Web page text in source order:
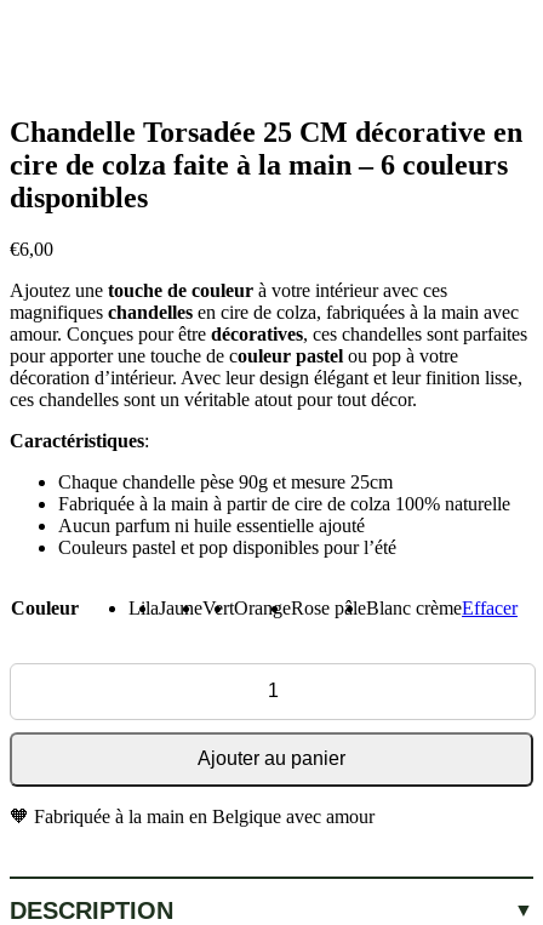
Chandelle Torsadée 25 CM décorative en
cire de colza faite à la main – 6 couleurs
disponibles
€6,00
Ajoutez une touche de couleur à votre intérieur avec ces
magnifiques chandelles en cire de colza, fabriquées à la main avec
amour. Conçues pour être décoratives, ces chandelles sont parfaites
pour apporter une touche de couleur pastel ou pop à votre
décoration d’intérieur. Avec leur design élégant et leur finition lisse,
ces chandelles sont un véritable atout pour tout décor.
Caractéristiques:
Chaque chandelle pèse 90g et mesure 25cm
Fabriquée à la main à partir de cire de colza 100% naturelle
Aucun parfum ni huile essentielle ajouté
Couleurs pastel et pop disponibles pour l’été
Couleur LilaJauneVertOrangeRose pâleBlanc crèmeEffacer
Ajouter au panier
🧡 Fabriquée à la main en Belgique avec amour
DESCRIPTION